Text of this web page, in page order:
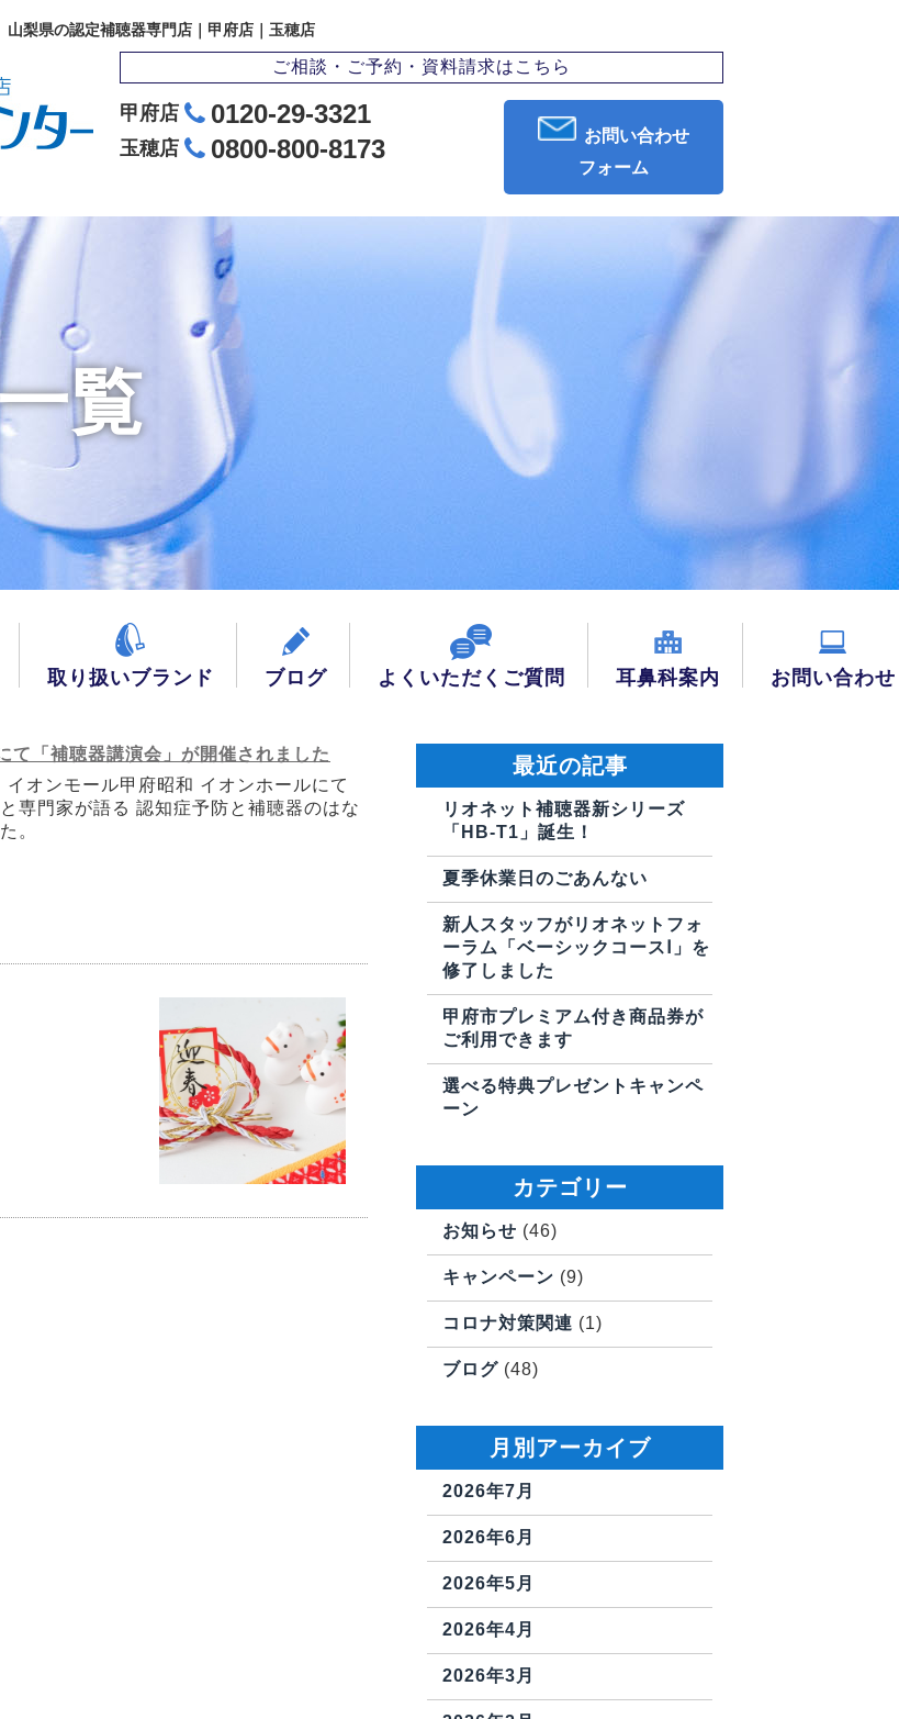
山梨県の認定補聴器専門店｜甲府店｜玉穂店
ご相談・ご予約・資料請求はこちら
甲府店 0120-29-3321
玉穂店 0800-800-8173
お問い合わせ
フォーム
覧
取り扱いブランド ブログ よくいただくご質問 耳鼻科案内 お問い合わせ
て「補聴器講演会」が開催されました
オンモール甲府昭和 イオンホールにて
専門家が語る 認知症予防と補聴器のはな
。
最近の記事
リオネット補聴器新シリーズ
「HB-T1」誕生！
夏季休業日のごあんない
新人スタッフがリオネットフォ
ーラム「ベーシックコースⅠ」を
修了しました
甲府市プレミアム付き商品券が
ご利用できます
選べる特典プレゼントキャンペ
ーン
カテゴリー
お知らせ (46)
キャンペーン (9)
コロナ対策関連 (1)
ブログ (48)
月別アーカイブ
2026年7月
2026年6月
2026年5月
2026年4月
2026年3月